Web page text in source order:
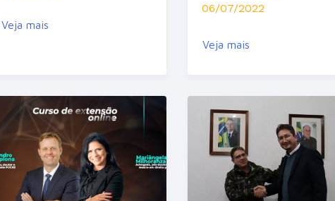
Veja mais
06/07/2022
Veja mais